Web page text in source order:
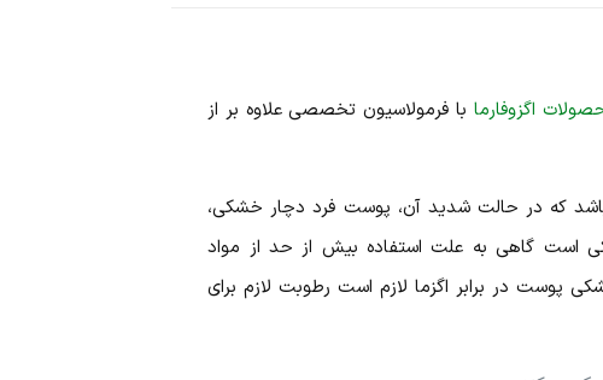
اگزوفارما با فرمولاسیون تخصصی علاوه بر از
که در حالت شدید آن، پوست فرد دچار خشکی،
است گاهی به علت استفاده بیش از حد از مواد
پوست در برابر اگزما لازم است رطوبت لازم برای